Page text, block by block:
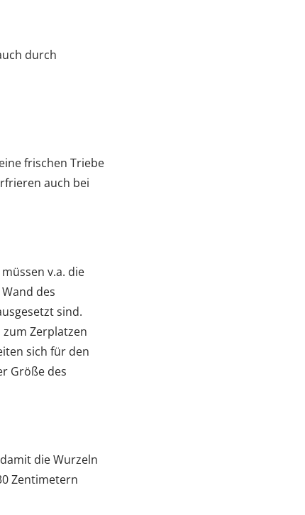
durch
frischen Triebe
auch bei
v.a. die
des
sind.
Zerplatzen
sich für den
Größe des
die Wurzeln
Zentimetern